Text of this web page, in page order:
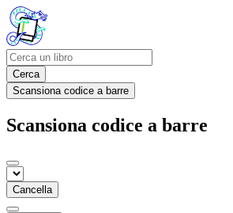
Cerca
Scansiona codice a barre
Scansiona codice a barre
Cancella